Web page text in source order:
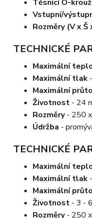
Těsnicí O-
Vstupní/
Rozměry (V x Š
TECHNICKÉ
Maximální
Maximální tlak
Maximální
Životnost - 24
Rozměry- 250
Údržba -
TECHNICKÉ
Maximální
Maximální tlak
Maximální
Životnost - 3 -
Rozměry- 250